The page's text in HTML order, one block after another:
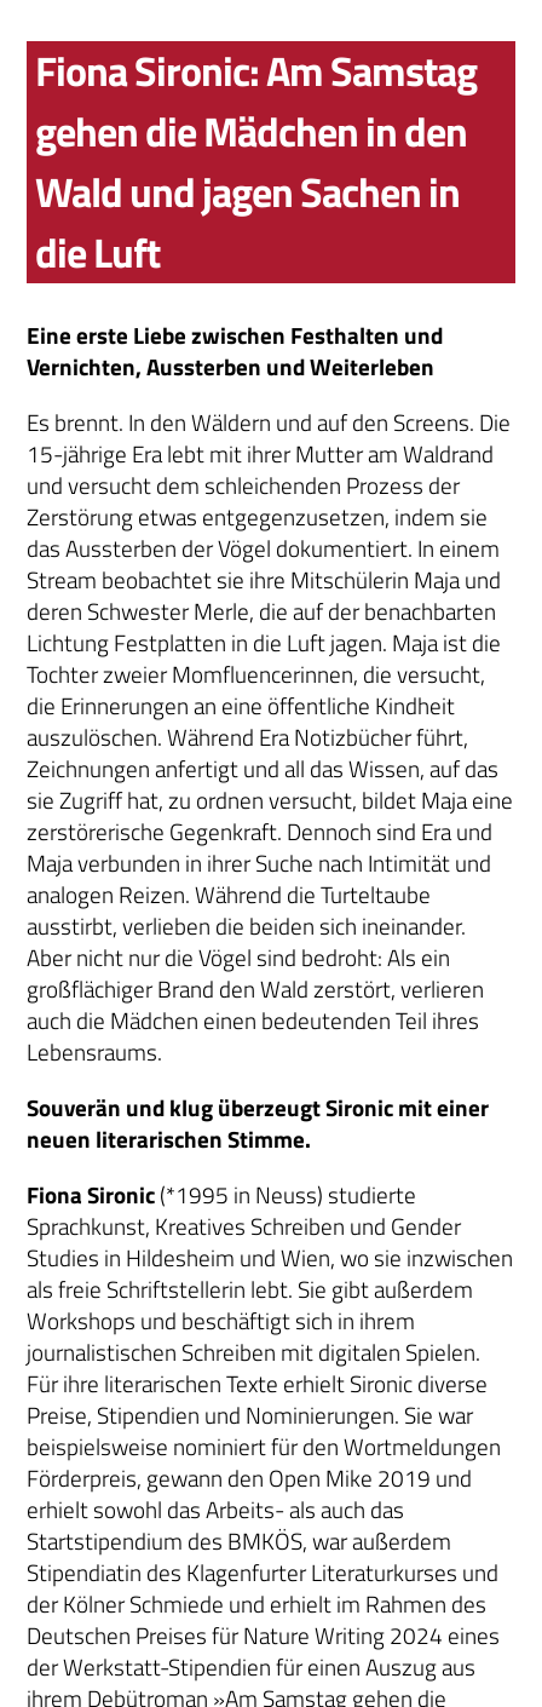
Fiona Sironic: Am Samstag
gehen die Mädchen in den
Wald und jagen Sachen in
die Luft
Eine erste Liebe zwischen Festhalten und
Vernichten, Aussterben und Weiterleben
Es brennt. In den Wäldern und auf den Screens. Die
15-jährige Era lebt mit ihrer Mutter am Waldrand
und versucht dem schleichenden Prozess der
Zerstörung etwas entgegenzusetzen, indem sie
das Aussterben der Vögel dokumentiert. In einem
Stream beobachtet sie ihre Mitschülerin Maja und
deren Schwester Merle, die auf der benachbarten
Lichtung Festplatten in die Luft jagen. Maja ist die
Tochter zweier Momfluencerinnen, die versucht,
die Erinnerungen an eine öffentliche Kindheit
auszulöschen. Während Era Notizbücher führt,
Zeichnungen anfertigt und all das Wissen, auf das
sie Zugriff hat, zu ordnen versucht, bildet Maja eine
zerstörerische Gegenkraft. Dennoch sind Era und
Maja verbunden in ihrer Suche nach Intimität und
analogen Reizen. Während die Turteltaube
ausstirbt, verlieben die beiden sich ineinander.
Aber nicht nur die Vögel sind bedroht: Als ein
großflächiger Brand den Wald zerstört, verlieren
auch die Mädchen einen bedeutenden Teil ihres
Lebensraums.
Souverän und klug überzeugt Sironic mit einer
neuen literarischen Stimme.
Fiona Sironic(*1995 in Neuss) studierte
Sprachkunst, Kreatives Schreiben und Gender
Studies in Hildesheim und Wien, wo sie inzwischen
als freie Schriftstellerin lebt. Sie gibt außerdem
Workshops und beschäftigt sich in ihrem
journalistischen Schreiben mit digitalen Spielen.
Für ihre literarischen Texte erhielt Sironic diverse
Preise, Stipendien und Nominierungen. Sie war
beispielsweise nominiert für den Wortmeldungen
Förderpreis, gewann den Open Mike 2019 und
erhielt sowohl das Arbeits- als auch das
Startstipendium des BMKÖS, war außerdem
Stipendiatin des Klagenfurter Literaturkurses und
der Kölner Schmiede und erhielt im Rahmen des
Deutschen Preises für Nature Writing 2024 eines
der Werkstatt-Stipendien für einen Auszug aus
ihrem Debütroman »Am Samstag gehen die